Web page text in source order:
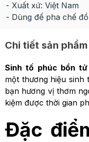
- Xuất xứ: Việt Nam
- Dùng để pha chế
Chi tiết sản phẩm
Sinh tố phúc bồn tử
một thương hiệu sinh
bạn hương vị thơm
kiệm được thời gian
Đặc